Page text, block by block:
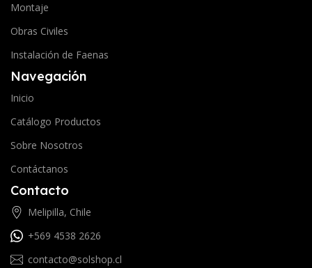
Montaje
Obras Civiles
Instalación de Faenas
Navegación
Inicio
Catálogo Productos
Sobre Nosotros
Contáctanos
Contacto
Melipilla, Chile
+569 4538 2626
contacto@solshop.cl